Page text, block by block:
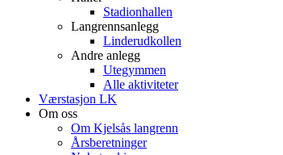
Stadionhallen
Langrennsanlegg
Linderudkollen
Andre anlegg
Utegymmen
Alle aktiviteter
Værstasjon LK
Om oss
Om Kjelsås langrenn
Årsberetninger